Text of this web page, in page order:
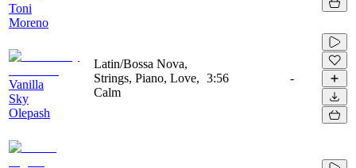
Toni
Moreno
Vanilla
Sky
Olepash
Latin/Bossa Nova,
Strings, Piano, Love,
Calm
3:56 -